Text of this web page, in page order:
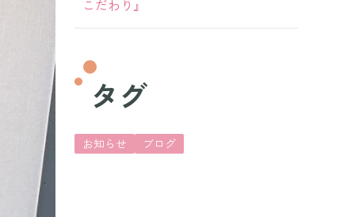
こだわり』
タグ
お知らせ ブログ